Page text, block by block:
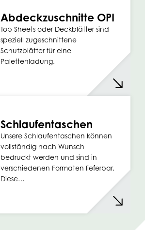
Abdeckzuschnitte OPI
Top Sheets oder Deckblätter sind
speziell zugeschnittene
Schutzblätter für eine
Palettenladung.
Schlaufentaschen
Unsere Schlaufentaschen können
vollständig nach Wunsch
bedruckt werden und sind in
verschiedenen Formaten lieferbar.
Diese…